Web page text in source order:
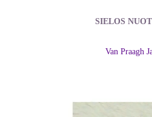
SIELOS
Van Praagh